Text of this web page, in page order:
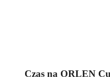
Czas na ORLEN